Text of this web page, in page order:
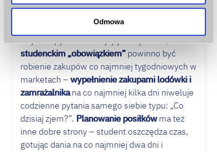
Odmowa
oszczędzanie pieniędzy na gotowaniu), i tak
gotowanie w domu okazuje się najtańsze.
Aby zakupy na obiad były jak najtańsze,
studenckim „obowiązkiem”powinno być
robienie zakupów co najmniej tygodniowych w
marketach – wypełnienie zakupami lodówki i
zamrażalnikana co najmniej kilka dni niweluje
codzienne pytania samego siebie typu: „Co
dzisiaj zjem?”. Planowanie posiłkówma też
inne dobre strony – student oszczędza czas,
gotując dania na co najmniej dwa dni i